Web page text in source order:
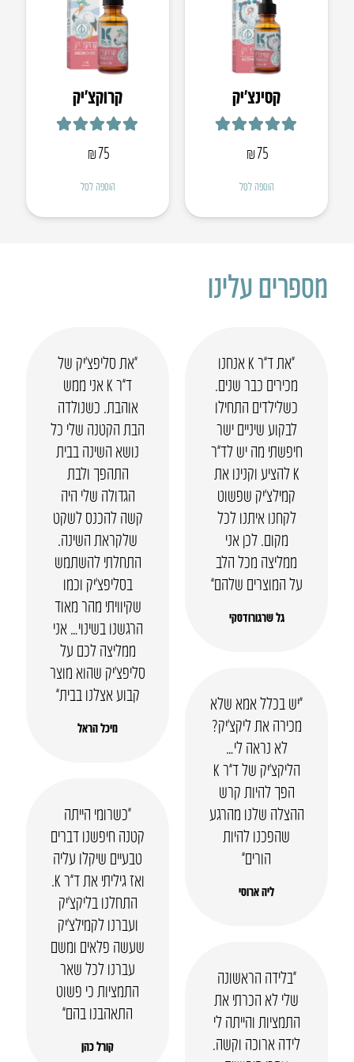
קסינצ’יק
5.00
₪75
הוספה לסל
קרוקצ׳יק
4.95
₪75
הוספה לסל
מספרים עלינו
“את ד”ר K אנחנו
מכירים כבר שנים.
כשלילדים התחילו
לבקוע שיניים ישר
חיפשתי מה יש לד”ר
K להציע וקנינו את
קמילצ’יק שפשוט
לקחנו איתנו לכל
מקום. לכן אני
ממליצה מכל הלב
על המוצרים שלהם”
גל שרגורודסקי
“את סליפצ’יק של
ד”ר K אני ממש
אוהבת. כשנולדה
הבת הקטנה שלי כל
נושא השינה בבית
התהפך ולבת
הגדולה שלי היה
קשה להכנס לשקט
שלקראת השינה.
התחלתי להשתמש
בסליפצ’יק וכמו
שקיוויתי מהר מאוד
הרגשנו בשינוי… אני
ממליצה לכם על
סליפצ’יק שהוא מוצר
קבוע אצלנו בבית”
מיכל הראל
“יש בכלל אמא שלא
מכירה את ליקצ’יק?
לא נראה לי…
הליקצ’יק של ד”ר K
הפך להיות קרש
ההצלה שלנו מהרגע
שהפכנו להיות
הורים”
ליה ארוסי
“כשרומי הייתה
קטנה חיפשנו דברים
טבעיים שיקלו עליה
התחלנו בליקצ’יק
ועברנו לקמילצ’יק
שעשה פלאים ומשם
עברנו לכל שאר
התמציות כי פשוט
התאהבנו בהם”
קורל כהן
“בלידה הראשונה
שלי לא הכרתי את
התמציות והייתה לי
לידה ארוכה וקשה.